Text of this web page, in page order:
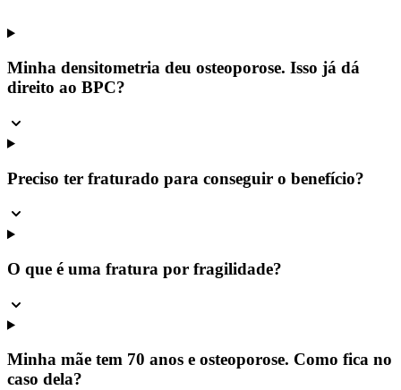
Minha densitometria deu osteoporose. Isso já dá
direito ao BPC?
Preciso ter fraturado para conseguir o benefício?
O que é uma fratura por fragilidade?
Minha mãe tem 70 anos e osteoporose. Como fica no
caso dela?